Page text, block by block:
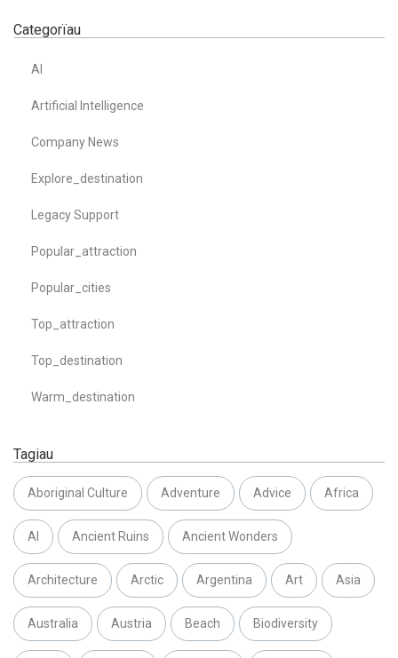
Categorïau
AI
Artificial Intelligence
Company News
Explore_destination
Legacy Support
Popular_attraction
Popular_cities
Top_attraction
Top_destination
Warm_destination
Tagiau
Aboriginal Culture Adventure Advice Africa
AI Ancient Ruins Ancient Wonders
Architecture Arctic Argentina Art Asia
Australia Austria Beach Biodiversity